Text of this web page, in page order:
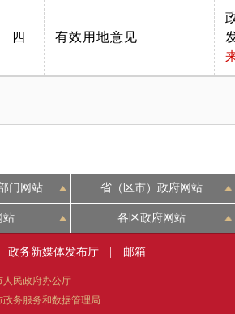
四 有效用地意见
门网站 省（区市）政府网站
站 各区政府网站
政务新媒体发布厅 邮箱
人民政府办公厅
政务服务和数据管理局